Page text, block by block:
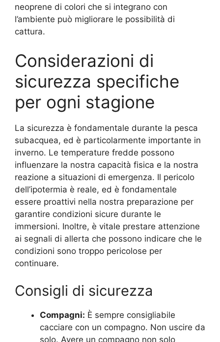
neoprene di colori che si integrano con
l’ambiente può migliorare le possibilità di
cattura.
Considerazioni di
sicurezza specifiche
per ogni stagione
La sicurezza è fondamentale durante la pesca
subacquea, ed è particolarmente importante in
inverno. Le temperature fredde possono
influenzare la nostra capacità fisica e la nostra
reazione a situazioni di emergenza. Il pericolo
dell’ipotermia è reale, ed è fondamentale
essere proattivi nella nostra preparazione per
garantire condizioni sicure durante le
immersioni. Inoltre, è vitale prestare attenzione
ai segnali di allerta che possono indicare che le
condizioni sono troppo pericolose per
continuare.
Consigli di sicurezza
Compagni: È sempre consigliabile
cacciare con un compagno. Non uscire da
solo. Avere un compagno non solo